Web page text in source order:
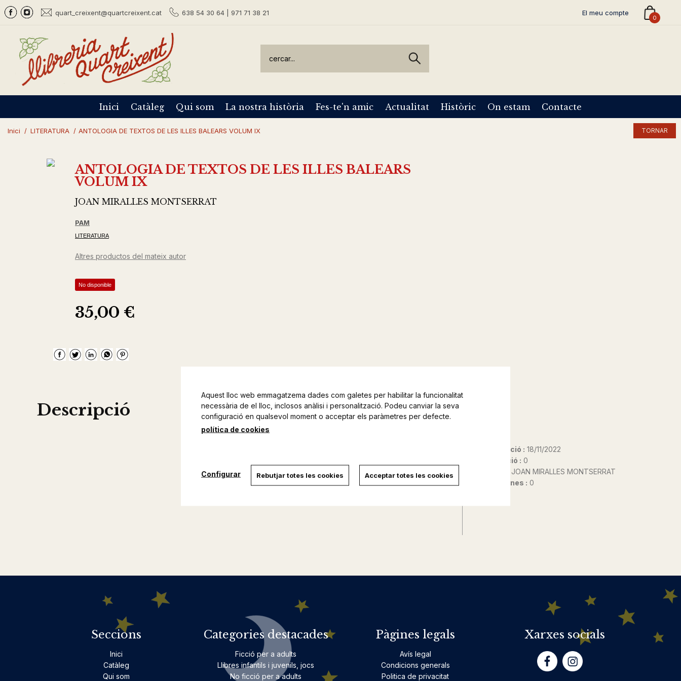
quart_creixent@quartcreixent.cat 638 54 30 64 | 971 71 38 21 El meu compte
0
Inici Catàleg Qui som La nostra història Fes-te'n amic Actualitat Històric On estam Contacte
Inici / LITERATURA / ANTOLOGIA DE TEXTOS DE LES ILLES BALEARS VOLUM IX TORNAR
ANTOLOGIA DE TEXTOS DE LES ILLES BALEARS
VOLUM IX
JOAN MIRALLES MONTSERRAT
PAM
LITERATURA
Altres productos del mateix autor
No disponible
35,00 €
Descripció
Data d'edició : 18/11/2022
Any d'edició : 0
JOAN MIRALLES MONTSERRAT
Nº de pàgines : 0
Seccions
Inici
Catàleg
Qui som
Categories destacades
Ficció per a adults
Llibres infantils i juvenils, jocs
No ficció per a adults
Pàgines legals
Avís legal
Condicions generals
Politica de privacitat
Xarxes socials
Aquest lloc web emmagatzema dades com galetes per habilitar la funcionalitat
necessària de el lloc, inclosos anàlisi i personalització. Podeu canviar la seva
configuració en qualsevol moment o acceptar els paràmetres per defecte.
política de cookies
Configurar Rebutjar totes les cookies Acceptar totes les cookies